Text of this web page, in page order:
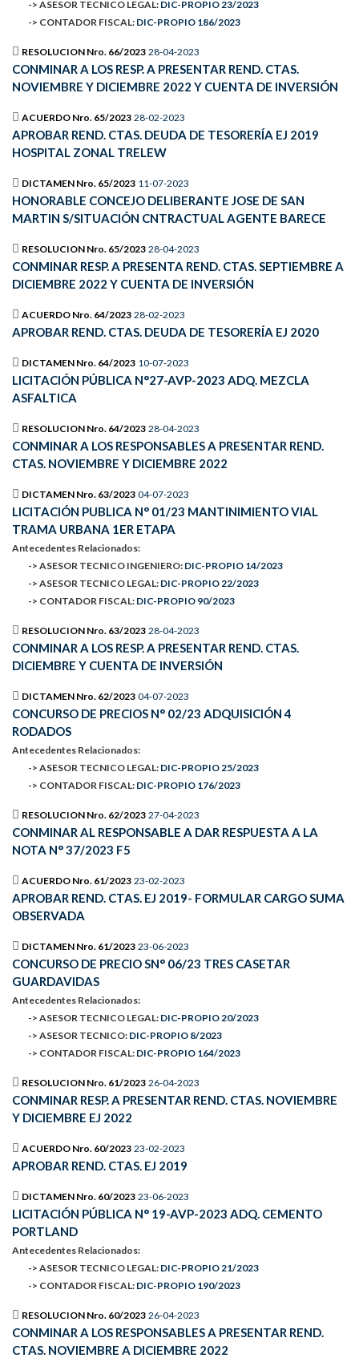
-> ASESOR TECNICO LEGAL: DIC-PROPIO 23/2023
-> CONTADOR FISCAL: DIC-PROPIO 186/2023
RESOLUCION Nro. 66/2023 28-04-2023
CONMINAR A LOS RESP. A PRESENTAR REND. CTAS.
NOVIEMBRE Y DICIEMBRE 2022 Y CUENTA DE INVERSIÓN
ACUERDO Nro. 65/2023 28-02-2023
APROBAR REND. CTAS. DEUDA DE TESORERÍA EJ 2019
HOSPITAL ZONAL TRELEW
DICTAMEN Nro. 65/2023 11-07-2023
HONORABLE CONCEJO DELIBERANTE JOSE DE SAN
MARTIN S/SITUACIÓN CNTRACTUAL AGENTE BARECE
RESOLUCION Nro. 65/2023 28-04-2023
CONMINAR RESP. A PRESENTA REND. CTAS. SEPTIEMBRE A
DICIEMBRE 2022 Y CUENTA DE INVERSIÓN
ACUERDO Nro. 64/2023 28-02-2023
APROBAR REND. CTAS. DEUDA DE TESORERÍA EJ 2020
DICTAMEN Nro. 64/2023 10-07-2023
LICITACIÓN PÚBLICA N°27-AVP-2023 ADQ. MEZCLA
ASFALTICA
RESOLUCION Nro. 64/2023 28-04-2023
CONMINAR A LOS RESPONSABLES A PRESENTAR REND.
CTAS. NOVIEMBRE Y DICIEMBRE 2022
DICTAMEN Nro. 63/2023 04-07-2023
LICITACIÓN PUBLICA N° 01/23 MANTINIMIENTO VIAL
TRAMA URBANA 1ER ETAPA
Antecedentes Relacionados:
-> ASESOR TECNICO INGENIERO: DIC-PROPIO 14/2023
-> ASESOR TECNICO LEGAL: DIC-PROPIO 22/2023
-> CONTADOR FISCAL: DIC-PROPIO 90/2023
RESOLUCION Nro. 63/2023 28-04-2023
CONMINAR A LOS RESP. A PRESENTAR REND. CTAS.
DICIEMBRE Y CUENTA DE INVERSIÓN
DICTAMEN Nro. 62/2023 04-07-2023
CONCURSO DE PRECIOS N° 02/23 ADQUISICIÓN 4
RODADOS
Antecedentes Relacionados:
-> ASESOR TECNICO LEGAL: DIC-PROPIO 25/2023
-> CONTADOR FISCAL: DIC-PROPIO 176/2023
RESOLUCION Nro. 62/2023 27-04-2023
CONMINAR AL RESPONSABLE A DAR RESPUESTA A LA
NOTA N° 37/2023 F5
ACUERDO Nro. 61/2023 23-02-2023
APROBAR REND. CTAS. EJ 2019- FORMULAR CARGO SUMA
OBSERVADA
DICTAMEN Nro. 61/2023 23-06-2023
CONCURSO DE PRECIO SN° 06/23 TRES CASETAR
GUARDAVIDAS
Antecedentes Relacionados:
-> ASESOR TECNICO LEGAL: DIC-PROPIO 20/2023
-> ASESOR TECNICO: DIC-PROPIO 8/2023
-> CONTADOR FISCAL: DIC-PROPIO 164/2023
RESOLUCION Nro. 61/2023 26-04-2023
CONMINAR RESP. A PRESENTAR REND. CTAS. NOVIEMBRE
Y DICIEMBRE EJ 2022
ACUERDO Nro. 60/2023 23-02-2023
APROBAR REND. CTAS. EJ 2019
DICTAMEN Nro. 60/2023 23-06-2023
LICITACIÓN PÚBLICA N° 19-AVP-2023 ADQ. CEMENTO
PORTLAND
Antecedentes Relacionados:
-> ASESOR TECNICO LEGAL: DIC-PROPIO 21/2023
-> CONTADOR FISCAL: DIC-PROPIO 190/2023
RESOLUCION Nro. 60/2023 26-04-2023
CONMINAR A LOS RESPONSABLES A PRESENTAR REND.
CTAS. NOVIEMBRE A DICIEMBRE 2022